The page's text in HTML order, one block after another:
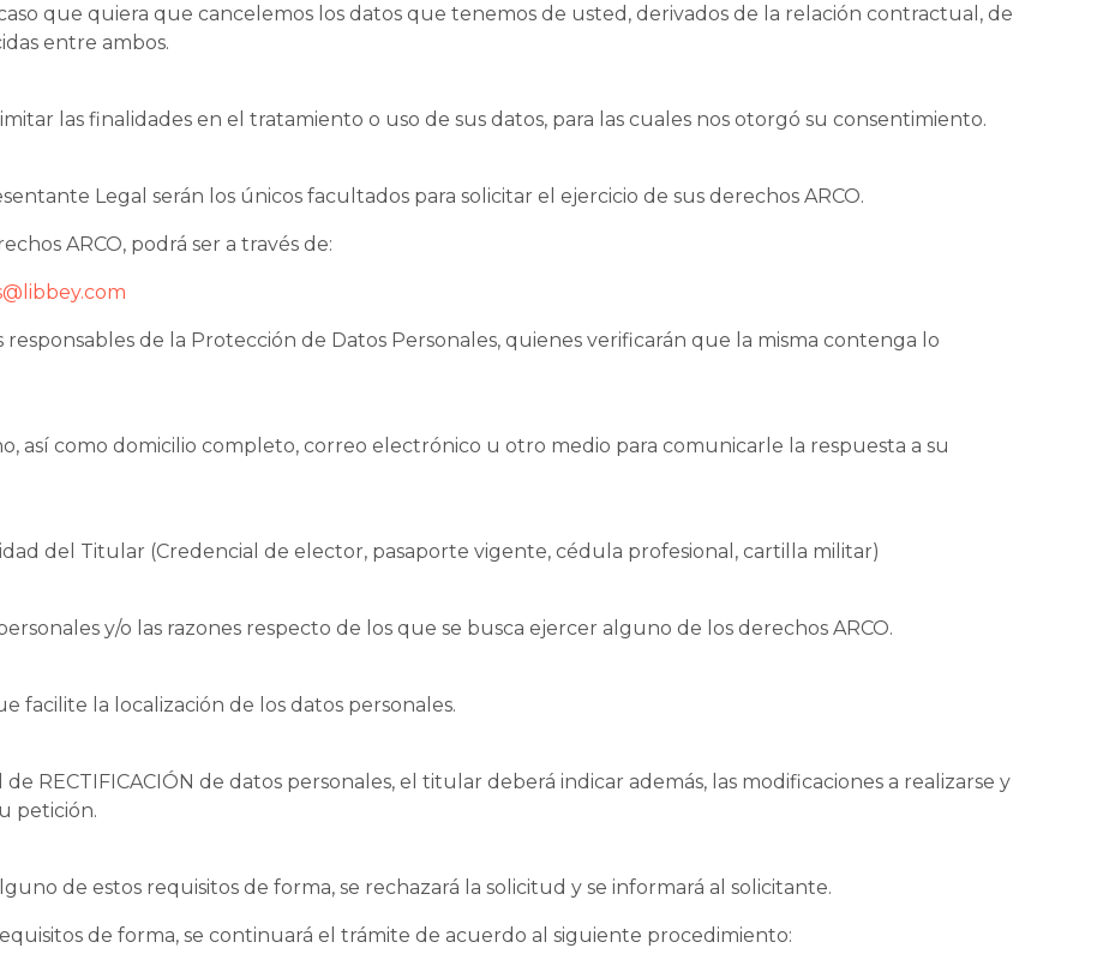
que quiera que cancelemos los datos que tenemos de usted, derivados de la relación contractual, de
entre ambos.
las finalidades en el tratamiento o uso de sus datos, para las cuales nos otorgó su consentimiento.
Legal serán los únicos facultados para solicitar el ejercicio de sus derechos ARCO.
ARCO, podrá ser a través de:
responsables de la Protección de Datos Personales, quienes verificarán que la misma contenga lo
así como domicilio completo, correo electrónico u otro medio para comunicarle la respuesta a su
del Titular (Credencial de elector, pasaporte vigente, cédula profesional, cartilla militar)
y/o las razones respecto de los que se busca ejercer alguno de los derechos ARCO.
la localización de los datos personales.
RECTIFICACIÓN de datos personales, el titular deberá indicar además, las modificaciones a realizarse y
petición.
de estos requisitos de forma, se rechazará la solicitud y se informará al solicitante.
de forma, se continuará el trámite de acuerdo al siguiente procedimiento: